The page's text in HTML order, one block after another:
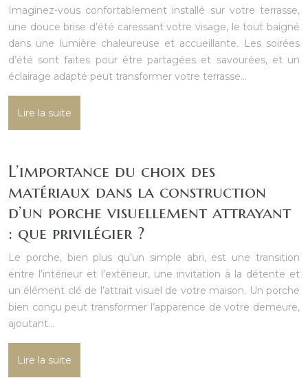
Imaginez-vous confortablement installé sur votre terrasse,
une douce brise d’été caressant votre visage, le tout baigné
dans une lumière chaleureuse et accueillante. Les soirées
d’été sont faites pour être partagées et savourées, et un
éclairage adapté peut transformer votre terrasse…
Lire la suite
L’importance du choix des
matériaux dans la construction
d’un porche visuellement attrayant
: que privilégier ?
Le porche, bien plus qu’un simple abri, est une transition
entre l’intérieur et l’extérieur, une invitation à la détente et
un élément clé de l’attrait visuel de votre maison. Un porche
bien conçu peut transformer l’apparence de votre demeure,
ajoutant…
Lire la suite